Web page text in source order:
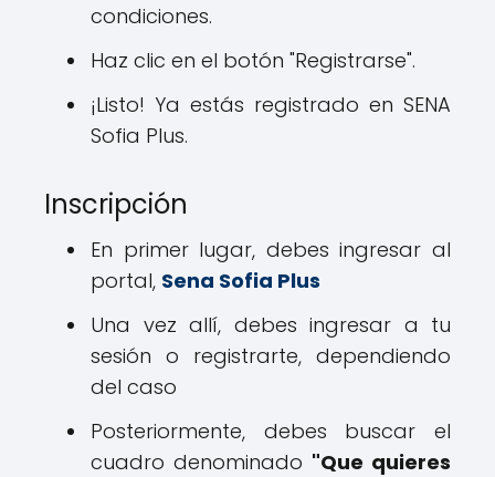
condiciones.
Haz clic en el botón "Registrarse".
¡Listo! Ya estás registrado en SENA
Sofia Plus.
Inscripción
En primer lugar, debes ingresar al
portal, Sena Sofia Plus
Una vez allí, debes ingresar a tu
sesión o registrarte, dependiendo
del caso
Posteriormente, debes buscar el
cuadro denominado "Que quieres